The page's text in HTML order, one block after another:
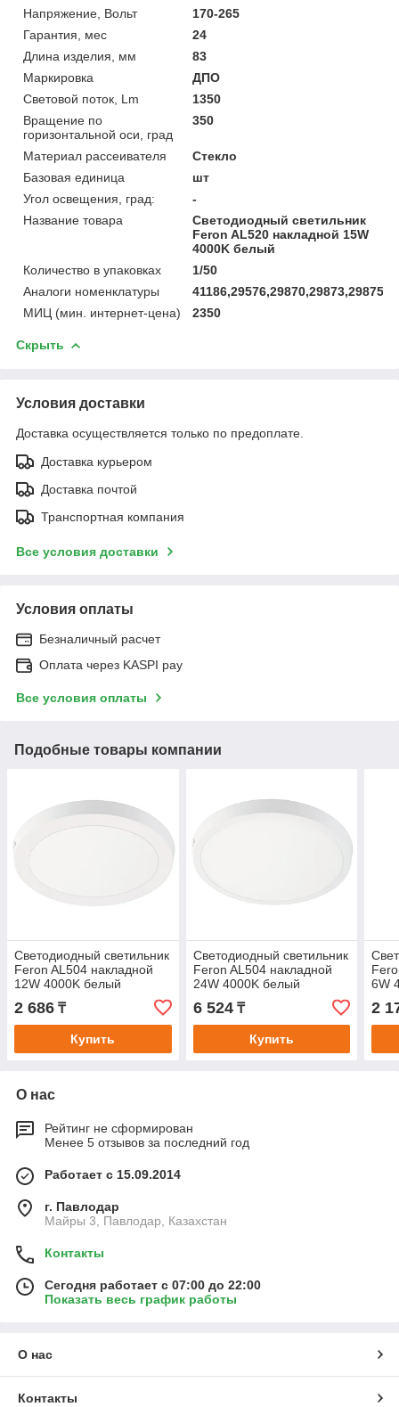
Напряжение, Вольт
170-265
Гарантия, мес
24
Длина изделия, мм
83
Маркировка
ДПО
Световой поток, Lm
1350
Вращение по
горизонтальной оси, град
350
Материал рассеивателя
Стекло
Базовая единица
шт
Угол освещения, град:
-
Название товара
Светодиодный светильник
Feron AL520 накладной 15W
4000K белый
Количество в упаковках
1/50
Аналоги номенклатуры
МИЦ (мин. интернет-цена)
2350
Скрыть
Условия доставки
Доставка осуществляется только по предоплате.
Доставка курьером
Доставка почтой
Транспортная компания
Все условия доставки
Условия оплаты
Безналичный расчет
Оплата через KASPI pay
Все условия оплаты
Подобные товары компании
Светодиодный светильник
Feron AL504 накладной
12W 4000K белый
2 686 ₸
Купить
Светодиодный светильник
Feron AL504 накладной
24W 4000K белый
6 524₸
Купить
6W
2
О нас
Рейтинг не сформирован
Менее 5 отзывов за последний год
Работает с 15.09.2014
г. Павлодар
Майры 3, Павлодар, Казахстан
Контакты
Сегодня работает с 07:00 до 22:00
Показать весь график работы
О нас
Контакты